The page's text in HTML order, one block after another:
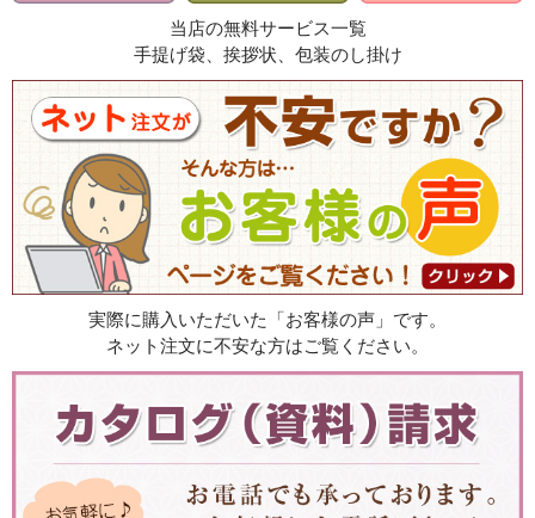
当店の無料サービス一覧
手提げ袋、挨拶状、包装のし掛け
実際に購入いただいた「お客様の声」です。
ネット注文に不安な方はご覧ください。